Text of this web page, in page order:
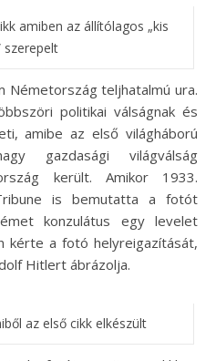
amiben az állítólagos „kis
szerepelt
Németország teljhatalmú ura.
politikai válságnak és
amibe az első világháború
gazdasági világválság
került. Amikor 1933.
is bemutatta a fotót
konzulátus egy levelet
kérte a fotó helyreigazítását,
Hitlert ábrázolja.
az első cikk elkészült